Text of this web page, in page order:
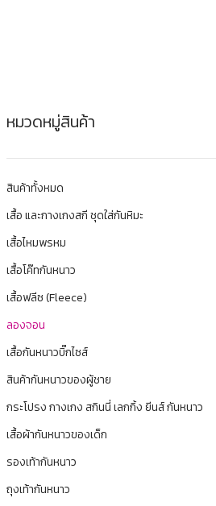
หมวดหมู่สินค้า
สินค้าทั้งหมด
เสื้อ และกางเกงสกี ชุดใส่กันหิมะ
เสื้อไหมพรหม
เสื้อโค๊ทกันหนาว
เสื้อฟลีซ (Fleece)
ลองจอน
เสื้อกันหนาวบิ๊กไซส์
สินค้ากันหนาวของผู้ชาย
กระโปรง กางเกง สกินนี่ เลกกิ้ง ยีนส์ กันหนาว
เสื้อผ้ากันหนาวของเด็ก
รองเท้ากันหนาว
ถุงเท้ากันหนาว